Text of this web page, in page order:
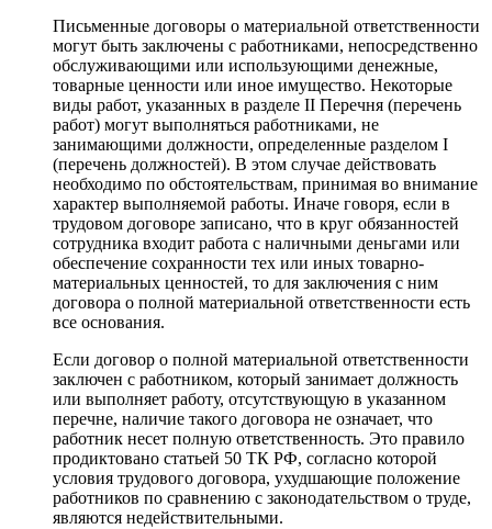
Письменные договоры о материальной ответственности
могут быть заключены с работниками, непосредственно
обслуживающими или использующими денежные,
товарные ценности или иное имущество. Некоторые
виды работ, указанных в разделе II Перечня (перечень
работ) могут выполняться работниками, не
занимающими должности, определенные разделом I
(перечень должностей). В этом случае действовать
необходимо по обстоятельствам, принимая во внимание
характер выполняемой работы. Иначе говоря, если в
трудовом договоре записано, что в круг обязанностей
сотрудника входит работа с наличными деньгами или
обеспечение сохранности тех или иных товарно-
материальных ценностей, то для заключения с ним
договора о полной материальной ответственности есть
все основания.
Если договор о полной материальной ответственности
заключен с работником, который занимает должность
или выполняет работу, отсутствующую в указанном
перечне, наличие такого договора не означает, что
работник несет полную ответственность. Это правило
продиктовано статьей 50 ТК РФ, согласно которой
условия трудового договора, ухудшающие положение
работников по сравнению с законодательством о труде,
являются недействительными.